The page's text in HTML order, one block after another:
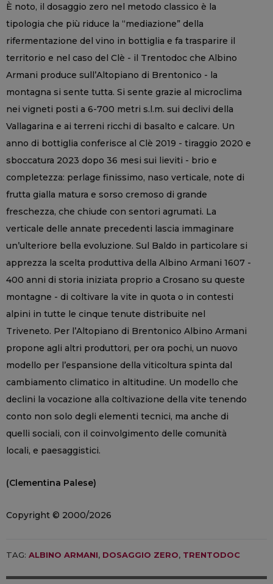
È noto, il dosaggio zero nel metodo classico è la
tipologia che più riduce la “mediazione” della
rifermentazione del vino in bottiglia e fa trasparire il
territorio e nel caso del Clè - il Trentodoc che Albino
Armani produce sull’Altopiano di Brentonico - la
montagna si sente tutta. Si sente grazie al microclima
nei vigneti posti a 6-700 metri s.l.m. sui declivi della
Vallagarina e ai terreni ricchi di basalto e calcare. Un
anno di bottiglia conferisce al Clè 2019 - tiraggio 2020 e
sboccatura 2023 dopo 36 mesi sui lieviti - brio e
completezza: perlage finissimo, naso verticale, note di
frutta gialla matura e sorso cremoso di grande
freschezza, che chiude con sentori agrumati. La
verticale delle annate precedenti lascia immaginare
un’ulteriore bella evoluzione. Sul Baldo in particolare si
apprezza la scelta produttiva della Albino Armani 1607 -
400 anni di storia iniziata proprio a Crosano su queste
montagne - di coltivare la vite in quota o in contesti
alpini in tutte le cinque tenute distribuite nel
Triveneto. Per l’Altopiano di Brentonico Albino Armani
propone agli altri produttori, per ora pochi, un nuovo
modello per l’espansione della viticoltura spinta dal
cambiamento climatico in altitudine. Un modello che
declini la vocazione alla coltivazione della vite tenendo
conto non solo degli elementi tecnici, ma anche di
quelli sociali, con il coinvolgimento delle comunità
locali, e paesaggistici.
(Clementina Palese)
Copyright © 2000/2026
TAG: ALBINO ARMANI, DOSAGGIO ZERO, TRENTODOC